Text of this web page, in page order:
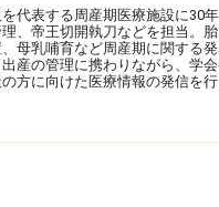
を代表する周産期医療施設に30
、帝王切開執刀などを担当。
母乳哺育など周産期に関する
産の管理に携わりながら、学会
方に向けた医療情報の発信を行